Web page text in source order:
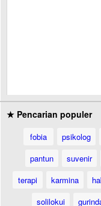
★ Pencarian populer
fobia psikolog
pantun
suvenir
terapi
karmina
solilokui